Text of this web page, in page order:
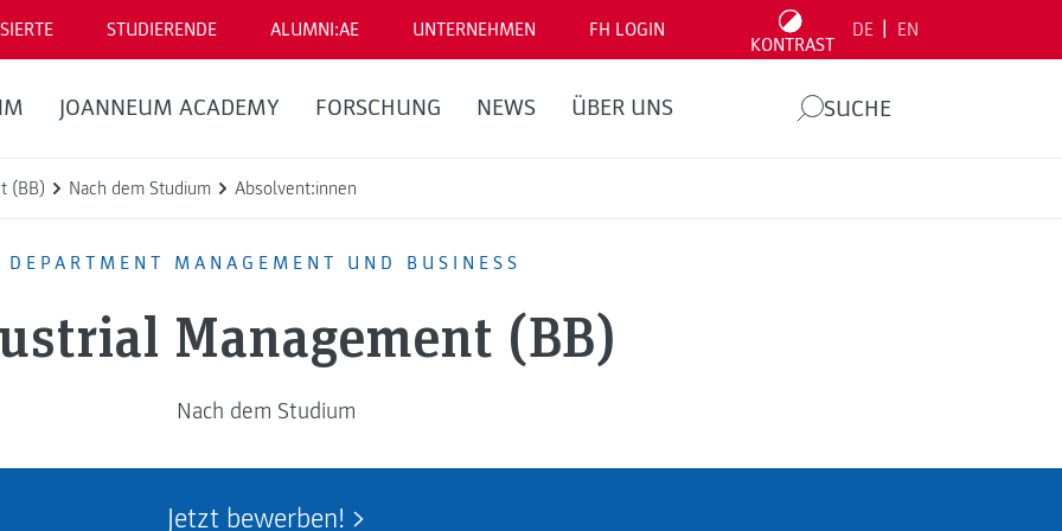
STUDIERENDE ALUMNI:AE UNTERNEHMEN FH LOGIN
KONTRAST
DE EN
JOANNEUM ACADEMY FORSCHUNG NEWS ÜBER UNS SUCHE
(BB) Nach dem Studium Absolvent:innen
DEPARTMENT MANAGEMENT UND BUSINESS
Management (BB)
Nach dem Studium
Jetzt bewerben!